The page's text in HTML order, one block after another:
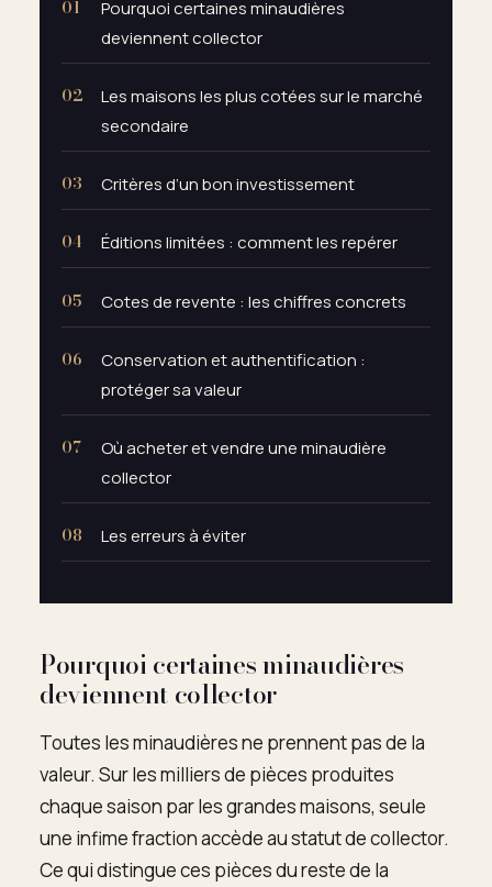
Pourquoi certaines minaudières
deviennent collector
Les maisons les plus cotées sur le marché
secondaire
Critères d’un bon investissement
Éditions limitées : comment les repérer
Cotes de revente : les chiffres concrets
Conservation et authentification :
protéger sa valeur
Où acheter et vendre une minaudière
collector
Les erreurs à éviter
Pourquoi certaines minaudières
deviennent collector
Toutes les minaudières ne prennent pas de la
valeur. Sur les milliers de pièces produites
chaque saison par les grandes maisons, seule
une infime fraction accède au statut de collector.
Ce qui distingue ces pièces du reste de la